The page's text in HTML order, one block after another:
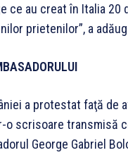
ce au creat în Italia 20
prietenilor”, a
a protestat faţă de
o scrisoare transmisă
George Gabriel